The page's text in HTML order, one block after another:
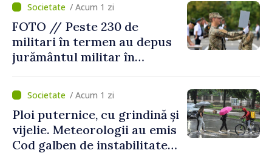
/ Acum 1 zi
FOTO // Peste 230 de
militari în termen au depus
jurământul militar în
/ Acum 1 zi
Ploi puternice, cu grindină și
vijelie. Meteorologii au emis
Cod galben de instabilitate